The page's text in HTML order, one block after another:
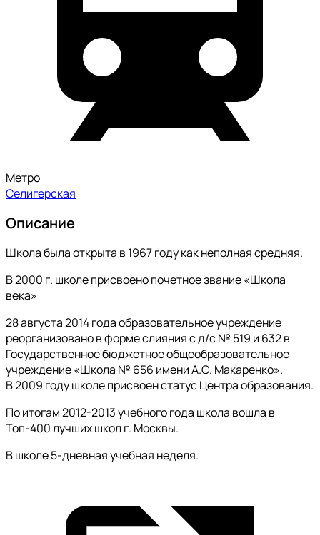
Метро
Селигерская
Описание
Школа была открыта в 1967 году как неполная средняя.
В 2000 г. школе присвоено почетное звание «Школа
века»
28 августа 2014 года образовательное учреждение
реорганизовано в форме слияния с д/с № 519 и 632 в
Государственное бюджетное общеобразовательное
учреждение «Школа № 656 имени А.С. Макаренко».
В 2009 году школе присвоен статус Центра образования.
По итогам 2012-2013 учебного года школа вошла в
Топ-400 лучших школ г. Москвы.
В школе 5-дневная учебная неделя.